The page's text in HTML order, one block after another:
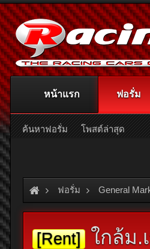
ฟอรั่ม General
[Rent] ใกล้ม.
หน้าแรก ฟอรั่ม
ค้นหาฟอรั่ม โพสต์ล่าสุด